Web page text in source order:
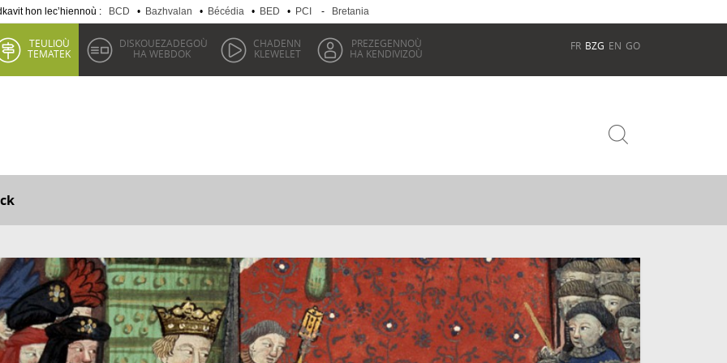
hon lec’hiennoù : BCD • Bazhvalan • Bécédia • BED • PCI - Bretania
TEULIOÙ
TEMATEK
DISKOUEZADEGOÙ
HA WEBDOK
CHADENN
KLEWELET
PREZEGENNOÙ
HA KENDIVIZOÙ
FR BZG EN GO